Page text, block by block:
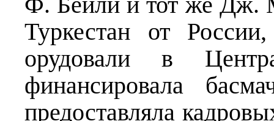
Туркестан от
орудовали в
финансировала
предоставляла